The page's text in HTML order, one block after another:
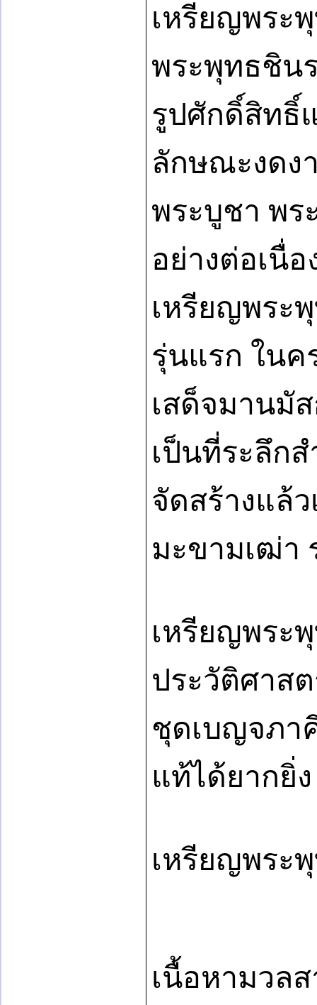
เหรียญพระ
พระพุทธชิน
รูปศักดิ์สิทธิ์
ลักษณะงดง
พระบูชา พร
อย่างต่อเนื่อ
เหรียญพระ
รุ่นแรก ในค
เสด็จมานมั
เป็นที่ระลึก
จัดสร้างแล้
มะขามเฒ่า
เหรียญพระ
ประวัติศาส
ชุดเบญจภา
แท้ได้ยากยิ่ง
เหรียญพระ
เนื้อหามวล